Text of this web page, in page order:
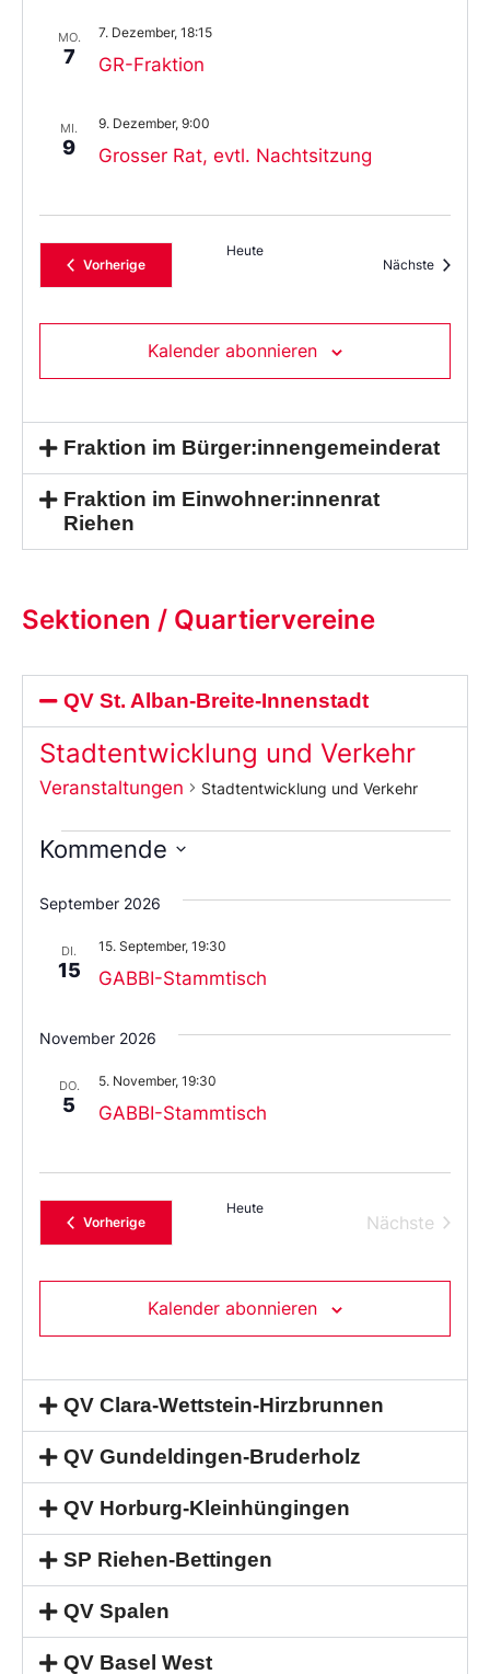
MO.
7 GR-Fraktion
7. Dezember, 18:15
MI.
9 Grosser Rat, evtl. Nachtsitzung
9. Dezember, 9:00
VorherigeVeranstaltungen
Heute
Nächste
Kalender abonnieren
Fraktion im Bürger:innengemeinderat
Fraktion im Einwohner:innenrat
Riehen
Sektionen / Quartiervereine
QV St. Alban-Breite-Innenstadt
Stadtentwicklung und Verkehr
Veranstaltungen Stadtentwicklung und Verkehr
Kommende
Sie
das
aus.
September 2026
DI.
15 GABBI-Stammtisch
15. September, 19:30
November 2026
DO.
5 GABBI-Stammtisch
5. November, 19:30
VorherigeVeranstaltungen
Heute
Nächste
Kalender abonnieren
QV Clara-Wettstein-Hirzbrunnen
QV Gundeldingen-Bruderholz
QV Horburg-Kleinhüngingen
SP Riehen-Bettingen
QV Spalen
QV Basel West